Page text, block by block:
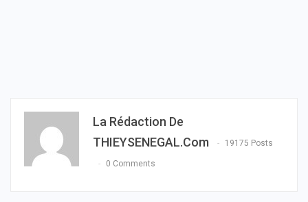
La Rédaction De
THIEYSENEGAL.com
19175 Posts
0 Comments